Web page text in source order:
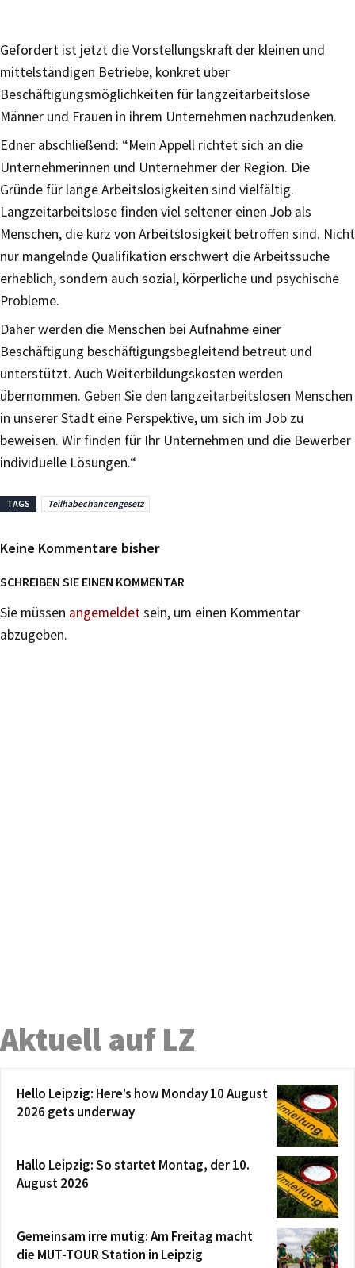
Gefordert ist jetzt die Vorstellungskraft der kleinen und
mittelständigen Betriebe, konkret über
Beschäftigungsmöglichkeiten für langzeitarbeitslose
Männer und Frauen in ihrem Unternehmen nachzudenken.
Edner abschließend: “Mein Appell richtet sich an die
Unternehmerinnen und Unternehmer der Region. Die
Gründe für lange Arbeitslosigkeiten sind vielfältig.
Langzeitarbeitslose finden viel seltener einen Job als
Menschen, die kurz von Arbeitslosigkeit betroffen sind. Nicht
nur mangelnde Qualifikation erschwert die Arbeitssuche
erheblich, sondern auch sozial, körperliche und psychische
Probleme.
Daher werden die Menschen bei Aufnahme einer
Beschäftigung beschäftigungsbegleitend betreut und
unterstützt. Auch Weiterbildungskosten werden
übernommen. Geben Sie den langzeitarbeitslosen Menschen
in unserer Stadt eine Perspektive, um sich im Job zu
beweisen. Wir finden für Ihr Unternehmen und die Bewerber
individuelle Lösungen.“
TAGS Teilhabechancengesetz
Keine Kommentare bisher
SCHREIBEN SIE EINEN KOMMENTAR
Sie müssen angemeldetsein, um einen Kommentar
abzugeben.
Aktuell auf LZ
Hello Leipzig: Here’s how Monday 10 August
2026 gets underway
Hallo Leipzig: So startet Montag, der 10.
August 2026
Gemeinsam irre mutig: Am Freitag macht
die MUT-TOUR Station in Leipzig